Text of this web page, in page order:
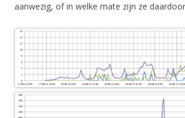
aanwezig, of in welke mate zijn ze